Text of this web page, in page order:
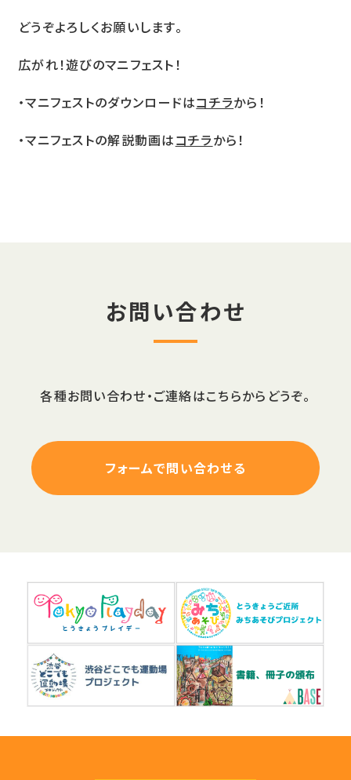
どうぞよろしくお願いします。
広がれ！遊びのマニフェスト！
・マニフェストのダウンロードはコチラから！
・マニフェストの解説動画はコチラから！
お問い合わせ
各種お問い合わせ・ご連絡はこちらからどうぞ。
フォームで問い合わせる